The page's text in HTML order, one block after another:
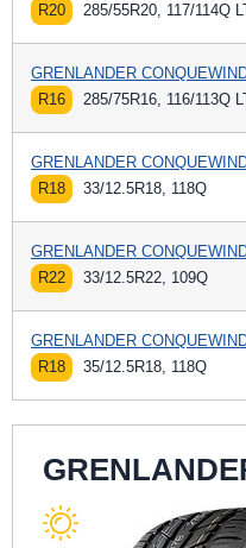
R20
285/55R20, 117/114Q
GRENLANDER
R16
285/75R16, 116/113Q
GRENLANDER
R18
33/12.5R18, 118Q
GRENLANDER
R22
33/12.5R22, 109Q
GRENLANDER
R18
35/12.5R18, 118Q